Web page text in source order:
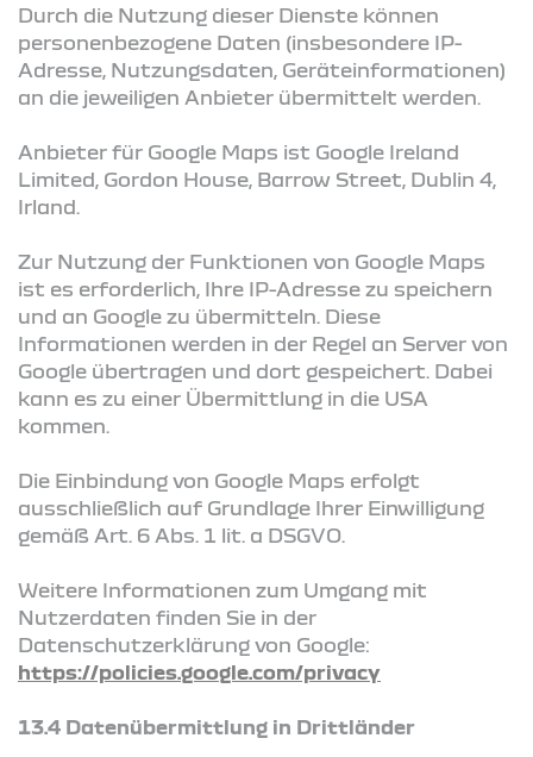
Durch die Nutzung dieser Dienste können
personenbezogene Daten (insbesondere IP-
Adresse, Nutzungsdaten, Geräteinformationen)
an die jeweiligen Anbieter übermittelt werden.
Anbieter für Google Maps ist Google Ireland
Limited, Gordon House, Barrow Street, Dublin 4,
Irland.
Zur Nutzung der Funktionen von Google Maps
ist es erforderlich, Ihre IP-Adresse zu speichern
und an Google zu übermitteln. Diese
Informationen werden in der Regel an Server von
Google übertragen und dort gespeichert. Dabei
kann es zu einer Übermittlung in die USA
kommen.
Die Einbindung von Google Maps erfolgt
ausschließlich auf Grundlage Ihrer Einwilligung
gemäß Art. 6 Abs. 1 lit. a DSGVO.
Weitere Informationen zum Umgang mit
Nutzerdaten finden Sie in der
Datenschutzerklärung von Google:
https://policies.google.com/privacy
13.4 Datenübermittlung in Drittländer